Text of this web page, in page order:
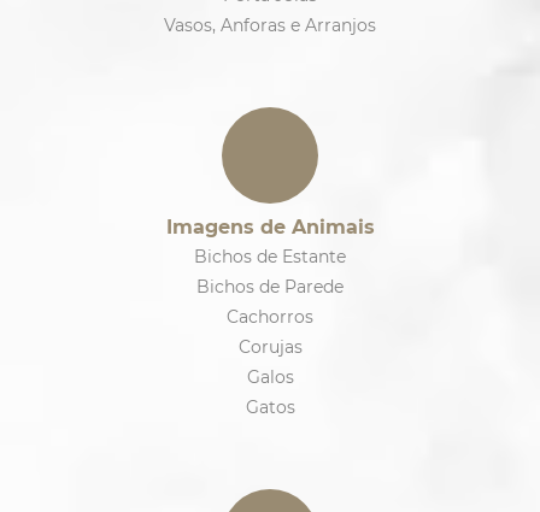
Vasos, Anforas e Arranjos
Imagens de Animais
Bichos de Estante
Bichos de Parede
Cachorros
Corujas
Galos
Gatos